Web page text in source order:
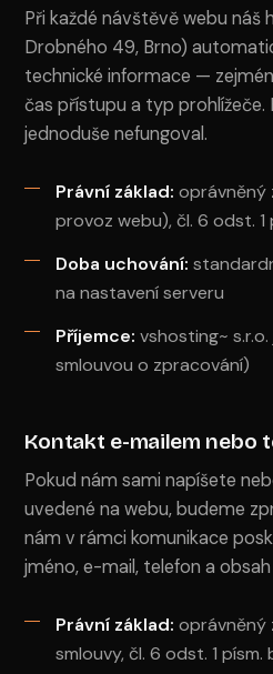
Při každé návštěvě webu náš
Drobného 49, Brno)
technické informace —
čas přístupu a typ prohlížeče.
jednoduše nefungoval.
Právní základ: oprávněný
provoz webu), čl. 6 odst. 1
Doba uchování:
na nastavení serveru
Příjemce: vshosting~
smlouvou o zpracování)
Kontakt e-mailem nebo
Pokud nám sami napíšete
uvedené na webu, budeme
nám v rámci komunikace
jméno, e-mail, telefon a
Právní základ: oprávněný
smlouvy, čl. 6 odst. 1 písm.